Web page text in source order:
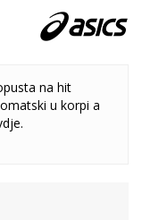
na hit
u korpi a
.